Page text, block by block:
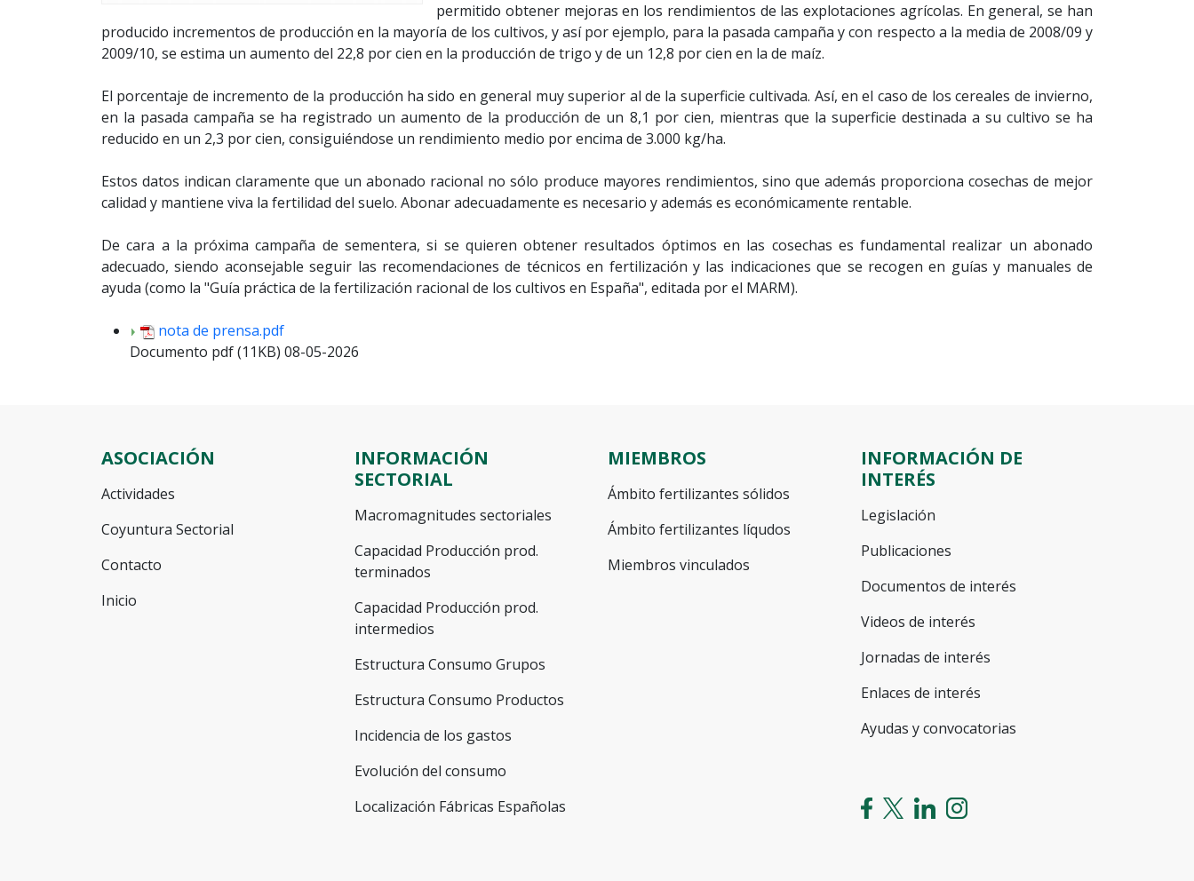
permitido obtener mejoras en los rendimientos de las explotaciones agrícolas. En general, se han
producido incrementos de producción en la mayoría de los cultivos, y así por ejemplo, para la pasada campaña y con respecto a la media de 2008/09 y
2009/10, se estima un aumento del 22,8 por cien en la producción de trigo y de un 12,8 por cien en la de maíz.
El porcentaje de incremento de la producción ha sido en general muy superior al de la superficie cultivada. Así, en el caso de los cereales de invierno,
en la pasada campaña se ha registrado un aumento de la producción de un 8,1 por cien, mientras que la superficie destinada a su cultivo se ha
reducido en un 2,3 por cien, consiguiéndose un rendimiento medio por encima de 3.000 kg/ha.
Estos datos indican claramente que un abonado racional no sólo produce mayores rendimientos, sino que además proporciona cosechas de mejor
calidad y mantiene viva la fertilidad del suelo. Abonar adecuadamente es necesario y además es económicamente rentable.
De cara a la próxima campaña de sementera, si se quieren obtener resultados óptimos en las cosechas es fundamental realizar un abonado
adecuado, siendo aconsejable seguir las recomendaciones de técnicos en fertilización y las indicaciones que se recogen en guías y manuales de
ayuda (como la "Guía práctica de la fertilización racional de los cultivos en España", editada por el MARM).
nota de prensa.pdf
Documento pdf (11KB) 08-05-2026
ASOCIACIÓN
Actividades
Coyuntura Sectorial
Contacto
Inicio
INFORMACIÓN
SECTORIAL
Macromagnitudes sectoriales
Capacidad Producción prod.
terminados
Capacidad Producción prod.
intermedios
Estructura Consumo Grupos
Estructura Consumo Productos
Incidencia de los gastos
Evolución del consumo
Localización Fábricas Españolas
MIEMBROS
Ámbito fertilizantes sólidos
Ámbito fertilizantes líqudos
Miembros vinculados
INFORMACIÓN DE
INTERÉS
Legislación
Publicaciones
Documentos de interés
Videos de interés
Jornadas de interés
Enlaces de interés
Ayudas y convocatorias